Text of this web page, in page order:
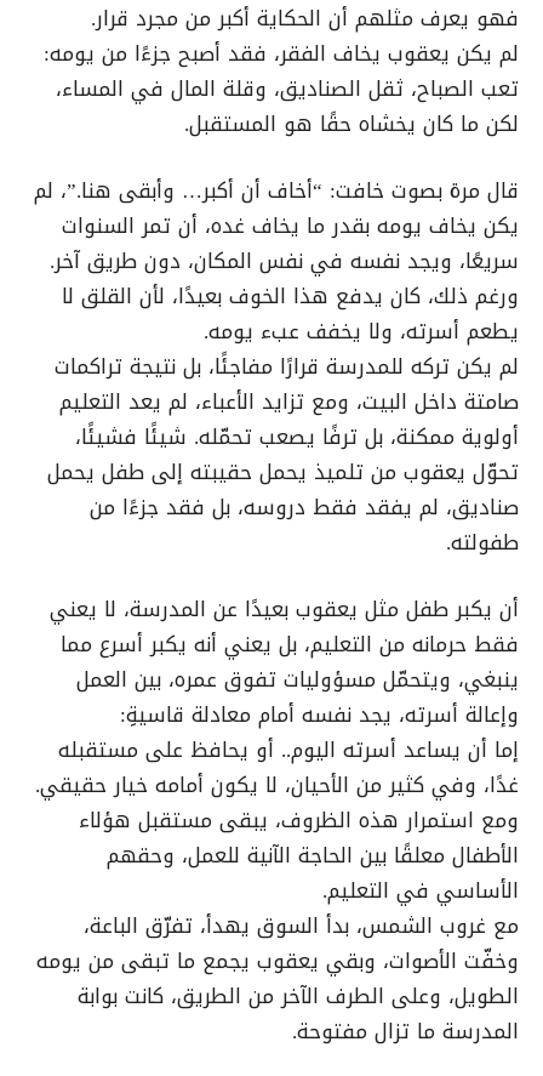
فهو يعرف مثلهم أن الحكاية أكبر من مجرد قرار.
لم يكن يعقوب يخاف الفقر، فقد أصبح جزءًا من يومه:
تعب الصباح، ثقل الصناديق، وقلة المال في المساء،
لكن ما كان يخشاه حقًا هو المستقبل.
قال مرة بصوت خافت: “أخاف أن أكبر… وأبقى هنا.”، لم
يكن يخاف يومه بقدر ما يخاف غده، أن تمر السنوات
سريعًا، ويجد نفسه في نفس المكان، دون طريق آخر.
ورغم ذلك، كان يدفع هذا الخوف بعيدًا، لأن القلق لا
يطعم أسرته، ولا يخفف عبء يومه.
لم يكن تركه للمدرسة قرارًا مفاجئًا، بل نتيجة تراكمات
صامتة داخل البيت، ومع تزايد الأعباء، لم يعد التعليم
أولوية ممكنة، بل ترفًا يصعب تحمّله. شيئًا فشيئًا،
تحوّل يعقوب من تلميذ يحمل حقيبته إلى طفل يحمل
صناديق، لم يفقد فقط دروسه، بل فقد جزءًا من
طفولته.
أن يكبر طفل مثل يعقوب بعيدًا عن المدرسة، لا يعني
فقط حرمانه من التعليم، بل يعني أنه يكبر أسرع مما
ينبغي، ويتحمّل مسؤوليات تفوق عمره، بين العمل
وإعالة أسرته، يجد نفسه أمام معادلة قاسيةِِ:
إما أن يساعد أسرته اليوم.. أو يحافظ على مستقبله
غدًا، وفي كثير من الأحيان، لا يكون أمامه خيار حقيقي.
ومع استمرار هذه الظروف، يبقى مستقبل هؤلاء
الأطفال معلقًا بين الحاجة الآنية للعمل، وحقهم
الأساسي في التعليم.
مع غروب الشمس، بدأ السوق يهدأ، تفرّق الباعة،
وخفّت الأصوات، وبقي يعقوب يجمع ما تبقى من يومه
الطويل، وعلى الطرف الآخر من الطريق، كانت بوابة
المدرسة ما تزال مفتوحة.